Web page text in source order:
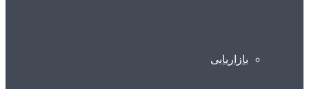
بازاریابی